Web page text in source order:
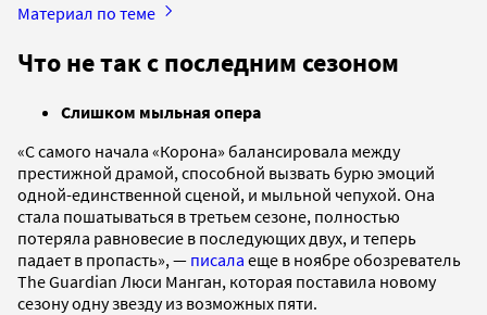
Материал по теме
Что не так с последним сезоном
Слишком мыльная опера
«С самого начала «Корона» балансировала между
престижной драмой, способной вызвать бурю эмоций
одной-единственной сценой, и мыльной чепухой. Она
стала пошатываться в третьем сезоне, полностью
потеряла равновесие в последующих двух, и теперь
падает в пропасть», — писала еще в ноябре обозреватель
The Guardian Люси Манган, которая поставила новому
сезону одну звезду из возможных пяти.